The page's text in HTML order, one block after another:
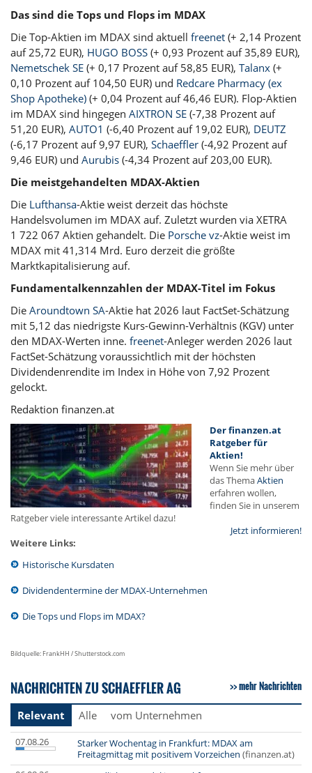
Das sind die Tops und Flops im MDAX
Die Top-Aktien im MDAX sind aktuell freenet (+ 2,14 Prozent
auf 25,72 EUR), HUGO BOSS (+ 0,93 Prozent auf 35,89 EUR),
Nemetschek SE (+ 0,17 Prozent auf 58,85 EUR), Talanx (+
0,10 Prozent auf 104,50 EUR) und Redcare Pharmacy (ex
Shop Apotheke) (+ 0,04 Prozent auf 46,46 EUR). Flop-Aktien
im MDAX sind hingegen AIXTRON SE (-7,38 Prozent auf
51,20 EUR), AUTO1 (-6,40 Prozent auf 19,02 EUR), DEUTZ
(-6,17 Prozent auf 9,97 EUR), Schaeffler (-4,92 Prozent auf
9,46 EUR) und Aurubis (-4,34 Prozent auf 203,00 EUR).
Die meistgehandelten MDAX-Aktien
Die Lufthansa-Aktie weist derzeit das höchste
Handelsvolumen im MDAX auf. Zuletzt wurden via XETRA
1 722 067 Aktien gehandelt. Die Porsche vz-Aktie weist im
MDAX mit 41,314 Mrd. Euro derzeit die größte
Marktkapitalisierung auf.
Fundamentalkennzahlen der MDAX-Titel im Fokus
Die Aroundtown SA-Aktie hat 2026 laut FactSet-Schätzung
mit 5,12 das niedrigste Kurs-Gewinn-Verhältnis (KGV) unter
den MDAX-Werten inne. freenet-Anleger werden 2026 laut
FactSet-Schätzung voraussichtlich mit der höchsten
Dividendenrendite im Index in Höhe von 7,92 Prozent
gelockt.
Redaktion finanzen.at
Der finanzen.at
Ratgeber für
Aktien!
Wenn Sie mehr über
das ThemaAktien
erfahren wollen,
finden Sie in unserem
Ratgeber viele interessante Artikel dazu!
Jetzt informieren!
Weitere Links:
Historische Kursdaten
Dividendentermine der MDAX-Unternehmen
Die Tops und Flops im MDAX?
Bildquelle: FrankHH / Shutterstock.com
NACHRICHTEN ZU SCHAEFFLER AG mehr Nachrichten
Relevant Alle vom Unternehmen
07.08.26
Starker Wochentag in Frankfurt: MDAX am
Freitagmittag mit positivem Vorzeichen (finanzen.at)